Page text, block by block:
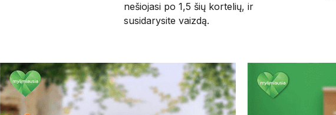
nešiojasi po 1,5 šių kortelių, ir
susidarysite vaizdą.